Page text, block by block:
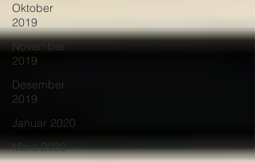
Oktober
2019
November
2019
Desember
2019
Januar 2020
Mars 2020